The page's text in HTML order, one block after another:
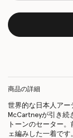
商品の詳細
世界的な日本人アー
McCartneyが引き続
トーンのセーター
ェ編みした一着です